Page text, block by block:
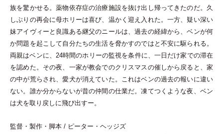
族を驚かせる。薬物依存症の治療施設を抜け出し帰ってきたのだ。久
しぶりの再会に母ホリーは喜び、温かく迎え入れた。一方、疑い深い
妹アイヴィーと良識ある継父のニールは、過去の経緯から、ベンが何
か問題を起こして自分たちの生活を脅かすのではと不安に駆られる。
両親はベンに、24時間のホリーの監視を条件に、一日だけ家での滞在
を認めた。その夜、一家が教会でのクリスマスの催しから戻ると、家
の中が荒らされ、愛犬が消えていた。これはベンの過去の報いに違い
ない。誰か分からないが昔の仲間の仕業だ。凍てつくような夜、ベン
は犬を取り戻しに飛び出すー。
監督 ・ 製作 ・ 脚本 / ピーター ・ ヘッジズ